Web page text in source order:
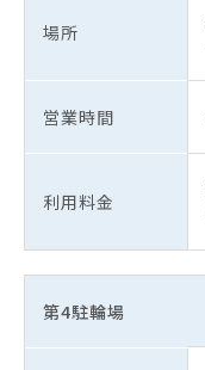
場所
営業時間
利用料金
第4駐輪場